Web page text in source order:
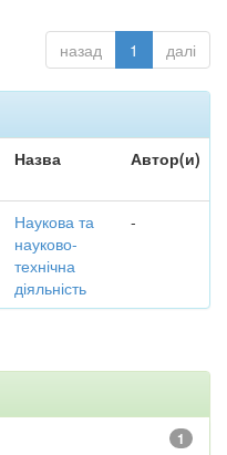
назад 1 далі
Назва Автор(и)
Наукова та
науково-
технічна
діяльність
-
1